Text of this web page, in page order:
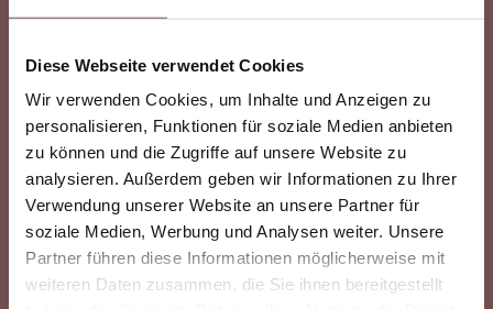
Diese Webseite verwendet Cookies
Wir verwenden Cookies, um Inhalte und Anzeigen zu
personalisieren, Funktionen für soziale Medien anbieten
zu können und die Zugriffe auf unsere Website zu
analysieren. Außerdem geben wir Informationen zu Ihrer
Verwendung unserer Website an unsere Partner für
soziale Medien, Werbung und Analysen weiter. Unsere
Partner führen diese Informationen möglicherweise mit
weiteren Daten zusammen, die Sie ihnen bereitgestellt
und Webseiten.
Dokumentation von Baustellen und
Projekten